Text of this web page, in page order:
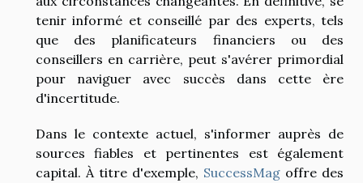
tenir informé et conseillé par des experts, tels
que des planificateurs financiers ou des
conseillers en carrière, peut s'avérer primordial
pour naviguer avec succès dans cette ère
d'incertitude.
Dans le contexte actuel, s'informer auprès de
sources fiables et pertinentes est également
capital. À titre d'exemple, SuccessMag offre des